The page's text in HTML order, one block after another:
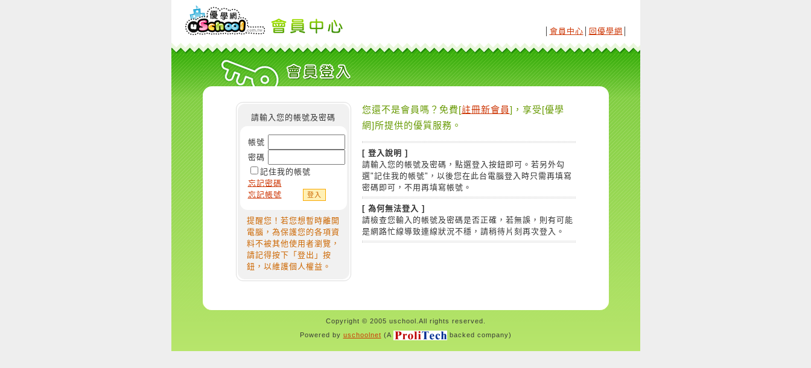
會員中心 回優學網
請輸入您的帳號及密碼
帳號
密碼
記住我的帳號
忘記密碼
忘記帳號
提醒您！若您想暫時離開
電腦，為保護您的各項資
料不被其他使用者瀏覽，
請記得按下「登出」按
鈕，以維護個人權益。
您還不是會員嗎？免費[註冊新會員]，享受[優學
網]所提供的優質服務。
[ 登入說明 ]
請輸入您的帳號及密碼，點選登入按鈕即可。若另外勾
選"記住我的帳號"，以後您在此台電腦登入時只需再填寫
密碼即可，不用再填寫帳號。
[ 為何無法登入 ]
請檢查您輸入的帳號及密碼是否正確，若無誤，則有可能
是網路忙線導致連線狀況不穩，請稍待片刻再次登入。
Copyright © 2005 uschool.All rights reserved.
Powered by uschoolnet (A backed company)